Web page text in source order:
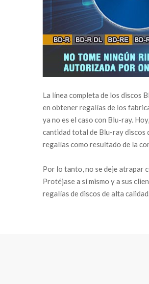
La línea completa de los discos
en obtener regalías de los
ya no es el caso con Blu-ray.
cantidad total de Blu-ray discos
regalías como resultado de la
Por lo tanto, no se deje atrapar
Protéjase a sí mismo y a sus
regalías de discos de alta